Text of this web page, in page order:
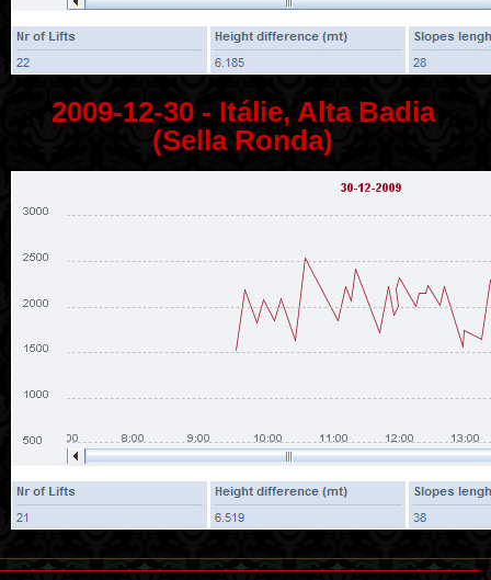
2009-12-30 - Itálie, Alta Badia
(Sella Ronda)